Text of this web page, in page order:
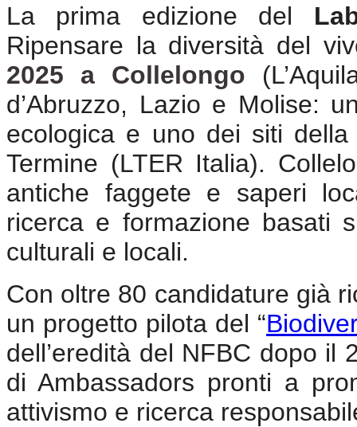
La prima edizione del
Ripensare la diversità del
2025 a Collelongo
d’Abruzzo, Lazio e Molise:
ecologica e uno dei siti
Termine (LTER Italia).
antiche faggete e saperi
ricerca e formazione basati
culturali e locali.
Con oltre 80 candidature già
un progetto pilota del “
dell’eredità del NFBC dopo
di Ambassadors pronti a
attivismo e ricerca